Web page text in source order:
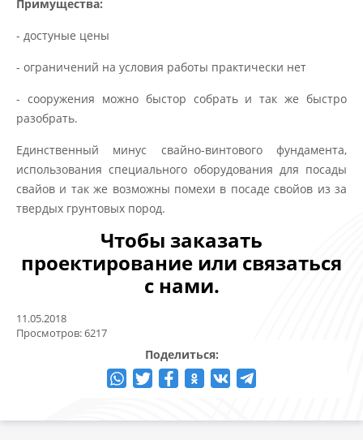
Примущества:
- достуные цены
- ограничений на условия работы практически нет
- сооружения можно быстор собрать и так же быстро
разобрать.
Единственный минус свайно-винтового фундамента,
использования специального оборудования для посады
свайов и так же возможны помехи в посаде свойов из за
твердых грунтовых пород.
Чтобы заказать
проектирование или связаться
с нами.
11.05.2018
Просмотров: 6217
Поделиться: